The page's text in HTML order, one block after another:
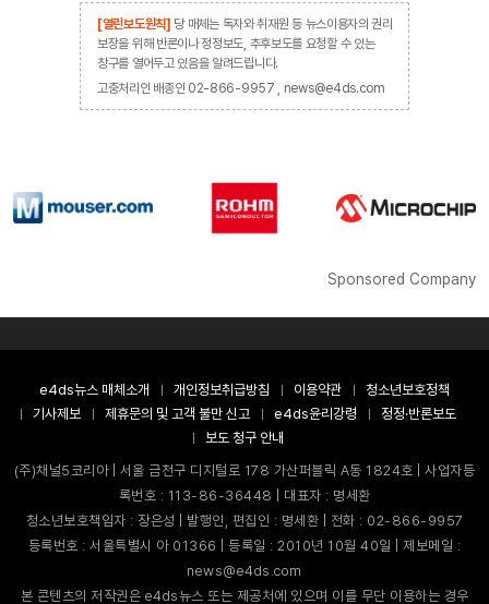
[열린보도원칙] 당 매체는 독자와 취재원 등 뉴스이용자의 권리
보장을 위해 반론이나 정정보도, 추후보도를 요청할 수 있는
창구를 열어두고 있음을 알려드립니다.
고충처리인 배종인 02-866-9957 , news@e4ds.com
Sponsored Company
e4ds뉴스 매체소개 개인정보취급방침 이용약관
청소년보호정책
기사제보
제휴문의 및 고객 불만 신고 e4ds윤리강령
정정·반론보도
보도 청구 안내
(주)채널5코리아 | 서울 금천구 디지털로 178 가산퍼블릭 A동 1824호 | 사업자등
록번호 : 113-86-36448 | 대표자 : 명세환
청소년보호책임자 : 장은성 | 발행인, 편집인 : 명세환 | 전화 : 02-866-9957
등록번호 : 서울특별시 아 01366 | 등록일 : 2010년 10월 40일 | 제보메일 :
news@e4ds.com
본 콘텐츠의 저작권은 e4ds뉴스 또는 제공처에 있으며 이를 무단 이용하는 경우